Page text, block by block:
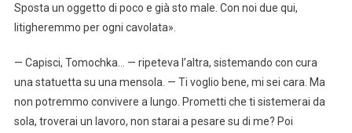
Sposta un oggetto di poco e già sto male. Con noi due qui,
litigheremmo per ogni cavolata».
— Capisci, Tomochka… — ripeteva l’altra, sistemando con cura
una statuetta su una mensola. — Ti voglio bene, mi sei cara. Ma
non potremmo convivere a lungo. Prometti che ti sistemerai da
sola, troverai un lavoro, non starai a pesare su di me? Poi